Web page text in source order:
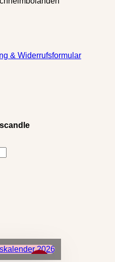
& Widerrufsformular